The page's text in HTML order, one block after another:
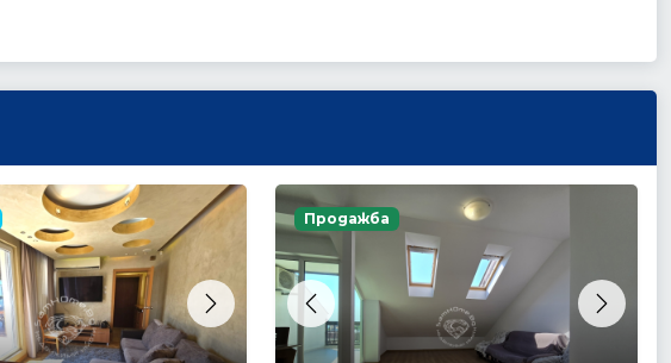
Next Previous Next
Продажба